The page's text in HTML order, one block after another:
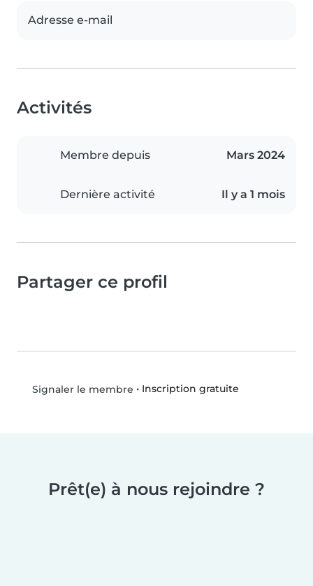
Adresse e-mail
Activités
Membre depuis Mars 2024
Dernière activité Il y a 1 mois
Partager ce profil
Signaler le membre • Inscription gratuite
Prêt(e) à nous rejoindre ?